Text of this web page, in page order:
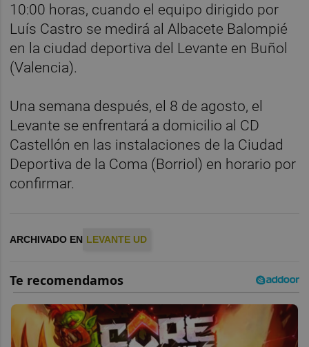
10:00 horas, cuando el equipo dirigido por
Luís Castro se medirá al Albacete Balompié
en la ciudad deportiva del Levante en Buñol
(Valencia).
Una semana después, el 8 de agosto, el
Levante se enfrentará a domicilio al CD
Castellón en las instalaciones de la Ciudad
Deportiva de la Coma (Borriol) en horario por
confirmar.
ARCHIVADO EN LEVANTE UD